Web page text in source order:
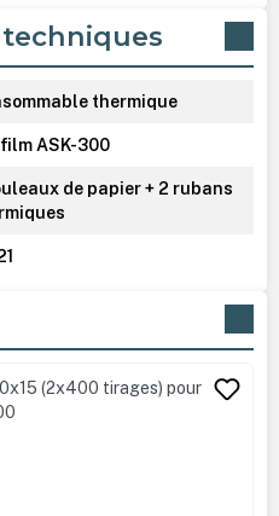
thermique
ASK-300
de papier + 2 rubans